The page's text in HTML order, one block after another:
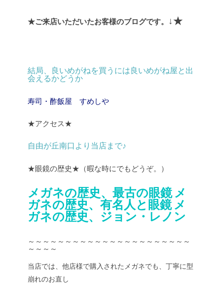
★ご来店いただいたお客様のブログです。 ↓★
結局、良いめがねを買うには良いめがね屋と出
会えるかどうか
寿司・酢飯屋 すめしや
★アクセス★
自由が丘南口より当店まで♪
★眼鏡の歴史★（暇な時にでもどうぞ。）
メガネの歴史、最古の眼鏡 メ
ガネの歴史、有名人と眼鏡 メ
ガネの歴史、ジョン・レノン
～～～～～～～～～～～～～～～～～～～～～～
～～～～
当店では、他店様で購入されたメガネでも、丁寧に型
崩れのお直し